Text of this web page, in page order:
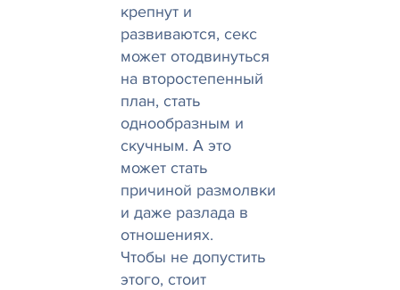
крепнут и
развиваются, секс
может отодвинуться
на второстепенный
план, стать
однообразным и
скучным. А это
может стать
причиной размолвки
и даже разлада в
отношениях.
Чтобы не допустить
этого, стоит